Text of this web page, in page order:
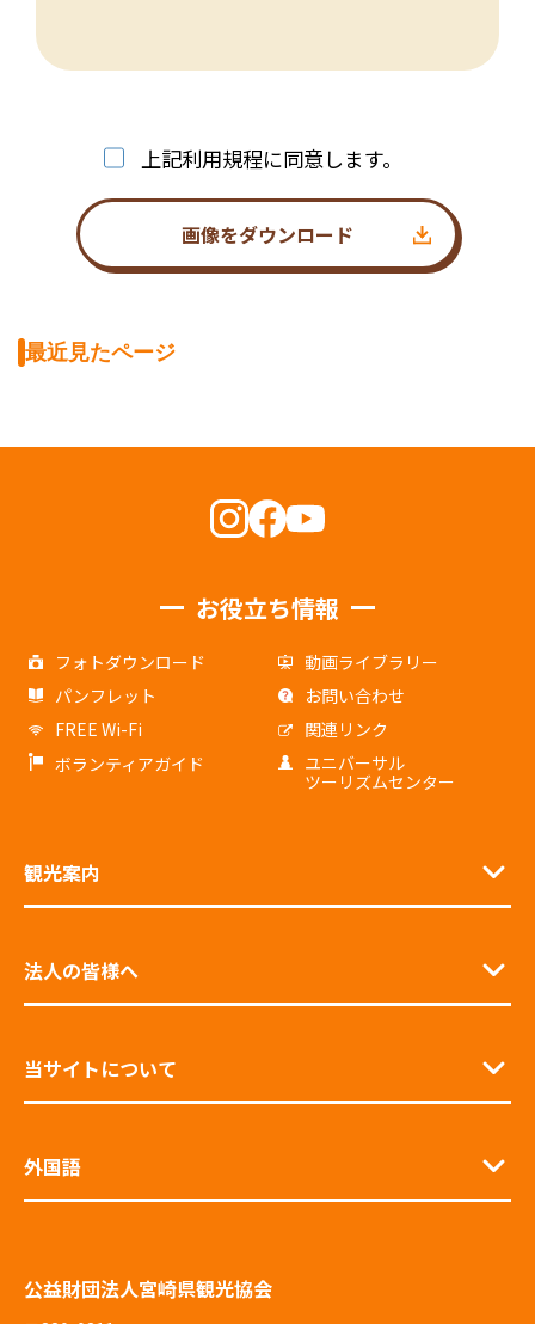
上記利用規程に同意します。
画像をダウンロード
最近見たページ
お役立ち情報
フォトダウンロード
動画ライブラリー
パンフレット
お問い合わせ
FREE Wi-Fi
関連リンク
ボランティアガイド
ユニバーサル
ツーリズムセンター
観光案内
法人の皆様へ
当サイトについて
外国語
公益財団法人宮崎県観光協会